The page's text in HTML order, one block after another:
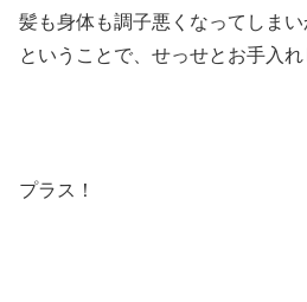
髪も身体も調子悪くなってしまい
ということで、せっせとお手入れ
プラス！